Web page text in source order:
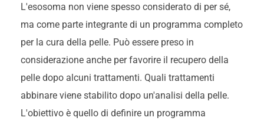
L'esosoma non viene spesso considerato di per sé,
ma come parte integrante di un programma completo
per la cura della pelle. Può essere preso in
considerazione anche per favorire il recupero della
pelle dopo alcuni trattamenti. Quali trattamenti
abbinare viene stabilito dopo un'analisi della pelle.
L'obiettivo è quello di definire un programma